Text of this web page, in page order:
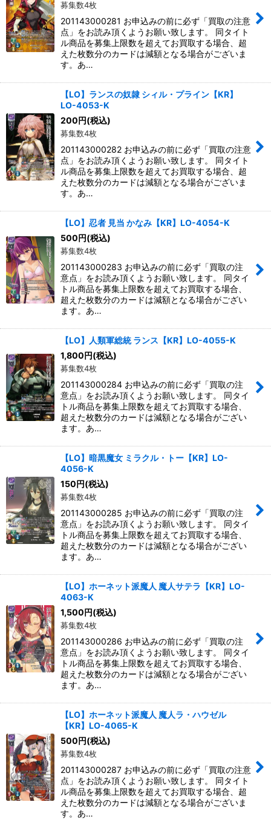
募集数4枚
201143000281 お申込みの前に必ず「買取の注意
点」をお読み頂くようお願い致します。 同タイト
ル商品を募集上限数を超えてお買取する場合、超
えた枚数分のカードは減額となる場合がございま
す。あ…
【LO】ランスの奴隷 シィル・プライン【KR】
LO-4053-K
200円(税込)
募集数4枚
201143000282 お申込みの前に必ず「買取の注意
点」をお読み頂くようお願い致します。 同タイト
ル商品を募集上限数を超えてお買取する場合、超
えた枚数分のカードは減額となる場合がございま
す。あ…
【LO】忍者 見当 かなみ【KR】LO-4054-K
500円(税込)
募集数4枚
201143000283 お申込みの前に必ず「買取の注
意点」をお読み頂くようお願い致します。 同タイ
トル商品を募集上限数を超えてお買取する場合、
超えた枚数分のカードは減額となる場合がござい
ます。あ…
【LO】人類軍総統 ランス【KR】LO-4055-K
1,800円(税込)
募集数4枚
201143000284 お申込みの前に必ず「買取の注
意点」をお読み頂くようお願い致します。 同タイ
トル商品を募集上限数を超えてお買取する場合、
超えた枚数分のカードは減額となる場合がござい
ます。あ…
【LO】暗黒魔女 ミラクル・トー【KR】LO-
4056-K
150円(税込)
募集数4枚
201143000285 お申込みの前に必ず「買取の注
意点」をお読み頂くようお願い致します。 同タイ
トル商品を募集上限数を超えてお買取する場合、
超えた枚数分のカードは減額となる場合がござい
ます。あ…
【LO】ホーネット派魔人 魔人サテラ【KR】LO-
4063-K
1,500円(税込)
募集数4枚
201143000286 お申込みの前に必ず「買取の注
意点」をお読み頂くようお願い致します。 同タイ
トル商品を募集上限数を超えてお買取する場合、
超えた枚数分のカードは減額となる場合がござい
ます。あ…
【LO】ホーネット派魔人 魔人ラ・ハウゼル
【KR】LO-4065-K
500円(税込)
募集数4枚
201143000287 お申込みの前に必ず「買取の注意
点」をお読み頂くようお願い致します。 同タイト
ル商品を募集上限数を超えてお買取する場合、超
えた枚数分のカードは減額となる場合がございま
す。あ…